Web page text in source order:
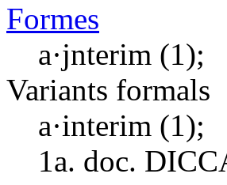
Formes
a·jnterim (1);
Variants formals
a·interim (1);
1a. doc.